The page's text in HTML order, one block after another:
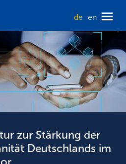
de en
zur Stärkung der
Deutschlands im